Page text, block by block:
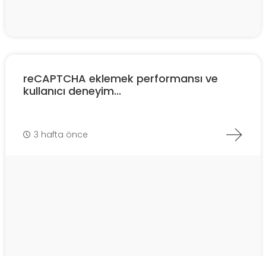
reCAPTCHA eklemek performansı ve
kullanıcı deneyim...
3 hafta önce